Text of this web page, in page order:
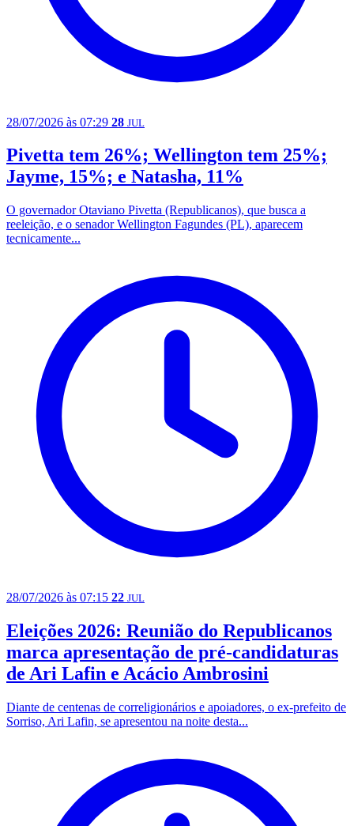
28/07/2026 às 07:29 28 JUL
Pivetta tem 26%; Wellington tem 25%;
Jayme, 15%; e Natasha, 11%
O governador Otaviano Pivetta (Republicanos), que busca a
reeleição, e o senador Wellington Fagundes (PL), aparecem
tecnicamente...
28/07/2026 às 07:15 22 JUL
Eleições 2026: Reunião do Republicanos
marca apresentação de pré-candidaturas
de Ari Lafin e Acácio Ambrosini
Diante de centenas de correligionários e apoiadores, o ex-prefeito de
Sorriso, Ari Lafin, se apresentou na noite desta...